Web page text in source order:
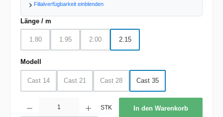
Filialverfügbarkeit einblenden
Länge / m
1.80 1.95 2.00 2.15
Modell
Cast 14
(Diese Option ist zurzeit nicht verfügbar.)
Cast 21
(Diese Option ist zurzeit nicht verfügbar.)
Cast 28
(Diese Option ist zurzeit nicht verfügbar.)
Cast 35
STK In den Warenkorb